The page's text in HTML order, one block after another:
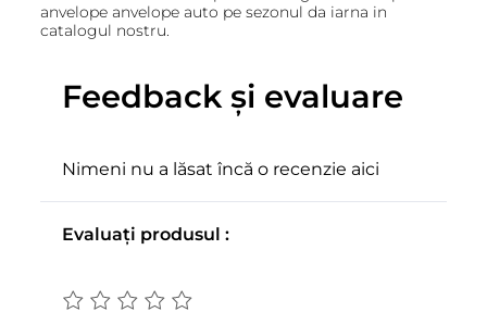
anvelope anvelope auto pe sezonul da iarna in
catalogul nostru.
Feedback și evaluare
Nimeni nu a lăsat încă o recenzie aici
Evaluați produsul :